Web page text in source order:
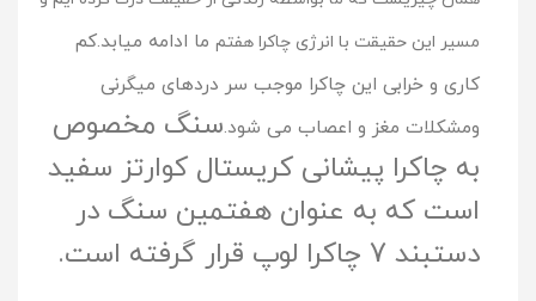
مسیر این حقیقت با انرژی چاکرا هفتم ما ادامه میابد.کم
کاری و خرابی این چاکرا موجب سر دردهای میگرنی
ومشکلات مغز و اعصاب می شود.سنگ مخصوص
به چاکرا پیشانی کریستال کوارتز سفید
است که به عنوان هفتمین سنگ در
دستبند 7 چاکرا لوپ قرار گرفته است.